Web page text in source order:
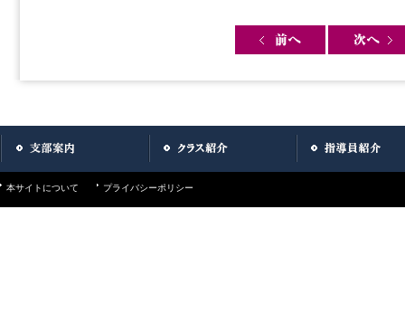
本サイトについて プライバシーポリシー